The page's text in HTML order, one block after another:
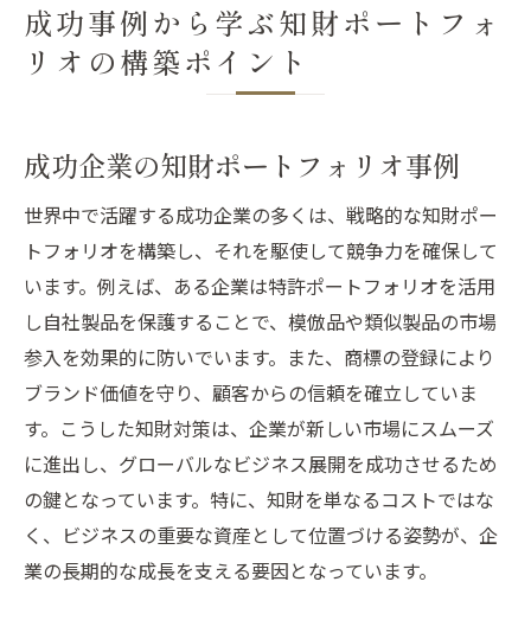
成功事例から学ぶ知財ポートフォ
リオの構築ポイント
成功企業の知財ポートフォリオ事例
世界中で活躍する成功企業の多くは、戦略的な知財ポー
トフォリオを構築し、それを駆使して競争力を確保して
います。例えば、ある企業は特許ポートフォリオを活用
し自社製品を保護することで、模倣品や類似製品の市場
参入を効果的に防いでいます。また、商標の登録により
ブランド価値を守り、顧客からの信頼を確立していま
す。こうした知財対策は、企業が新しい市場にスムーズ
に進出し、グローバルなビジネス展開を成功させるため
の鍵となっています。特に、知財を単なるコストではな
く、ビジネスの重要な資産として位置づける姿勢が、企
業の長期的な成長を支える要因となっています。